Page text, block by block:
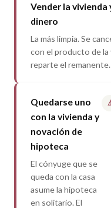
Vender la vivienda
dinero
La más limpia. Se
con el producto de la
reparte el remanente.
Quedarse uno
con la vivienda y
novación de
hipoteca
El cónyuge que se
queda con la casa
asume la hipoteca
en solitario. El